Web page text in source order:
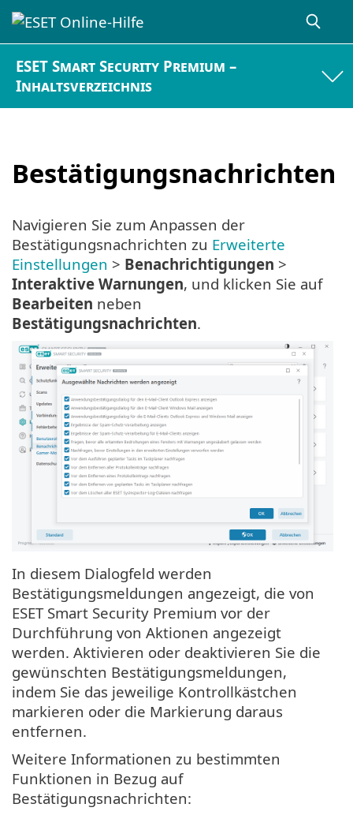
ESET Smart Security Premium –
Inhaltsverzeichnis
Bestätigungsnachrichten
Navigieren Sie zum Anpassen der
Bestätigungsnachrichten zu Erweiterte
Einstellungen > Benachrichtigungen >
Interaktive Warnungen, und klicken Sie auf
Bearbeiten neben
Bestätigungsnachrichten.
In diesem Dialogfeld werden
Bestätigungsmeldungen angezeigt, die von
ESET Smart Security Premium vor der
Durchführung von Aktionen angezeigt
werden. Aktivieren oder deaktivieren Sie die
gewünschten Bestätigungsmeldungen,
indem Sie das jeweilige Kontrollkästchen
markieren oder die Markierung daraus
entfernen.
Weitere Informationen zu bestimmten
Funktionen in Bezug auf
Bestätigungsnachrichten: